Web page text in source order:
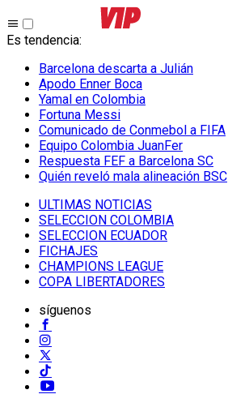
Es tendencia:
Barcelona descarta a Julián
Apodo Enner Boca
Yamal en Colombia
Fortuna Messi
Comunicado de Conmebol a FIFA
Equipo Colombia JuanFer
Respuesta FEF a Barcelona SC
Quién reveló mala alineación BSC
ULTIMAS NOTICIAS
SELECCION COLOMBIA
SELECCION ECUADOR
FICHAJES
CHAMPIONS LEAGUE
COPA LIBERTADORES
síguenos